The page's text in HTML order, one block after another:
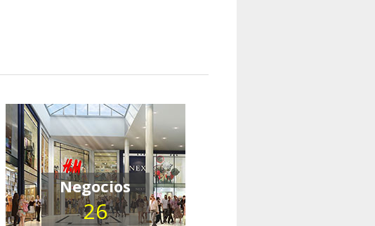
Negocios
26